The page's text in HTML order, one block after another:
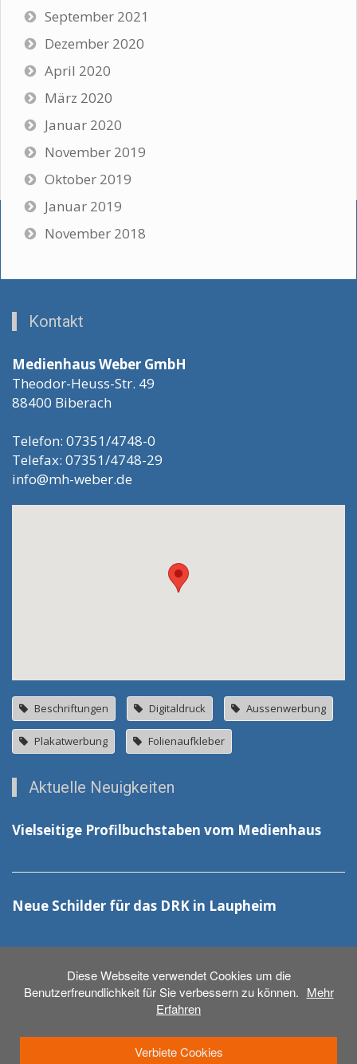
Diese Webseite verwendet Cookies um die
Benutzerfreundlichkeit für Sie verbessern zu können. Mehr
Erfahren
Verbiete Cookies
September 2021
Dezember 2020
April 2020
März 2020
Januar 2020
November 2019
Oktober 2019
Januar 2019
November 2018
Kontakt
Medienhaus Weber GmbH
Theodor-Heuss-Str. 49
88400 Biberach
Telefon: 07351/4748-0
Telefax: 07351/4748-29
info@mh-weber.de
Beschriftungen Digitaldruck Aussenwerbung
Plakatwerbung Folienaufkleber
Aktuelle Neuigkeiten
Vielseitige Profilbuchstaben vom Medienhaus
Neue Schilder für das DRK in Laupheim